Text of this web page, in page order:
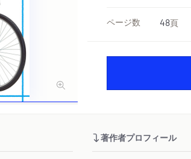
ページ数 48頁
著作者プロフィール